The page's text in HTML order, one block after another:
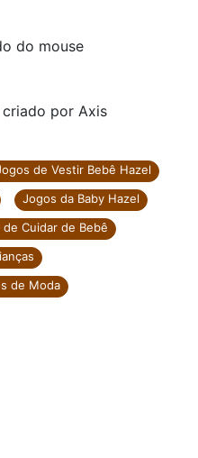
do mouse
por Axis
de Vestir Bebê Hazel
Jogos da Baby Hazel
Cuidar de Bebê
de Moda